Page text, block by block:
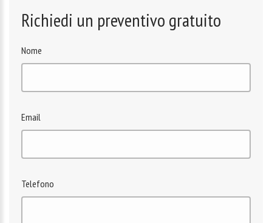
Richiedi un preventivo gratuito
Nome
Email
Telefono